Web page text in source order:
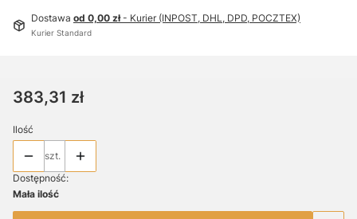
Dostawa od 0,00 zł- Kurier (INPOST, DHL, DPD, POCZTEX)
Kurier Standard
Cena
383,31 zł
Ilość
szt.
Dostępność:
Mała ilość